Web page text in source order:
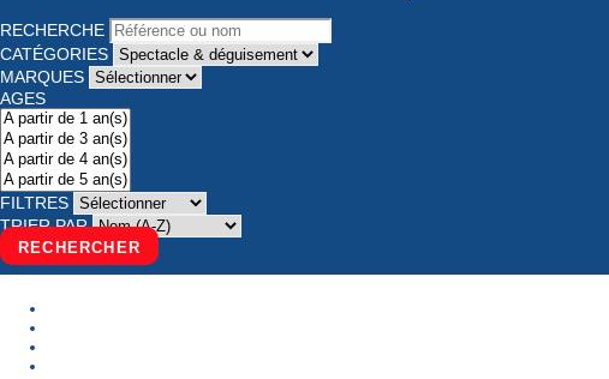
RECHERCHE
CATÉGORIES
MARQUES
AGES
FILTRES
TRIER PAR
RECHERCHER